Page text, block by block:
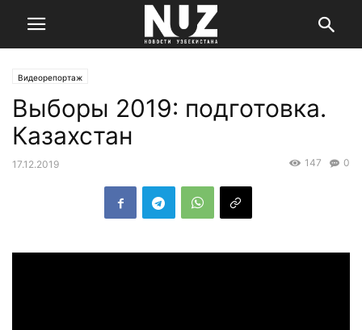
Видеорепортаж
Выборы 2019: подготовка.
Казахстан
17.12.2019 0
147